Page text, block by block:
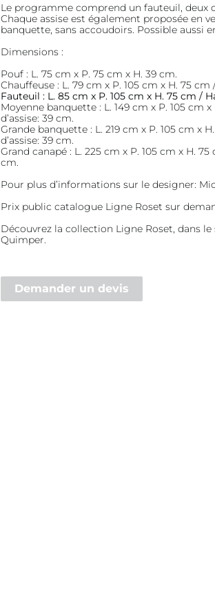
Le programme comprend un fauteuil, deux
Chaque assise est également proposée en
banquette, sans accoudoirs. Possible aussi
Dimensions :
Pouf : L. 75 cm x P. 75 cm x H. 39 cm.
Chauffeuse : L. 79 cm x P. 105 cm x H. 75 cm
Fauteuil : L. 85 cm x P. 105 cm x H. 75 cm /
Moyenne banquette : L. 149 cm x P. 105 cm
d’assise: 39 cm.
Grande banquette : L. 219 cm x P. 105 cm x
d’assise: 39 cm.
Grand canapé : L. 225 cm x P. 105 cm x H. 75
cm.
Pour plus d’informations sur le designer:
Prix public catalogue Ligne Roset sur
Découvrez la collection Ligne Roset, dans
Quimper.
Demander un devis